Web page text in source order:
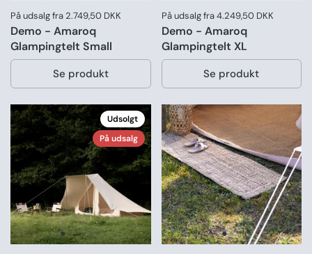
Pris:
På udsalg fra 2.749,50 DKK
Demo - Amaroq
Glampingtelt Small
Se produkt
Pris:
På udsalg fra 4.249,50 DKK
Demo - Amaroq
Glampingtelt XL
Se produkt
Udsolgt
På udsalg